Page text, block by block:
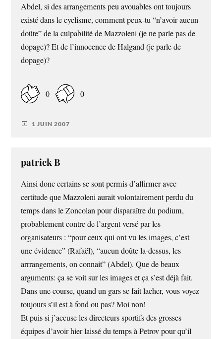
Abdel, si des arrangements peu avouables ont toujours
existé dans le cyclisme, comment peux-tu “n’avoir aucun
doûte” de la culpabilité de Mazzoleni (je ne parle pas de
dopage)? Et de l’innocence de Halgand (je parle de
dopage)?
0 0
1 JUIN 2007
patrick B
Ainsi donc certains se sont permis d’affirmer avec
certitude que Mazzoleni aurait volontairement perdu du
temps dans le Zoncolan pour disparaître du podium,
probablement contre de l’argent versé par les
organisateurs : “pour ceux qui ont vu les images, c’est
une évidence” (Rafaël), “aucun doûte la-dessus, les
arrrangements, on connait” (Abdel). Que de beaux
arguments: ça se voit sur les images et ça s’est déjà fait.
Dans une course, quand un gars se fait lacher, vous voyez
toujours s’il est à fond ou pas? Moi non!
Et puis si j’accuse les directeurs sportifs des grosses
équipes d’avoir hier laissé du temps à Petrov pour qu’il